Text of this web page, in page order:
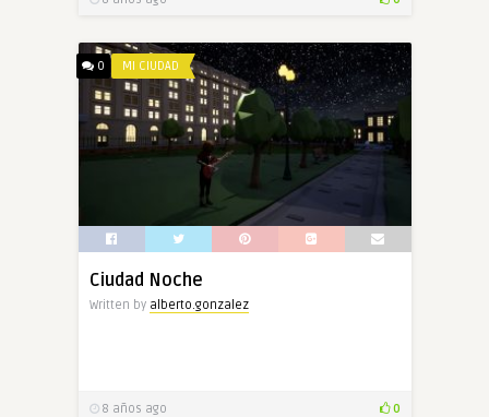
0 MI CIUDAD
Ciudad Noche
Written by alberto.gonzalez
8 años ago 0